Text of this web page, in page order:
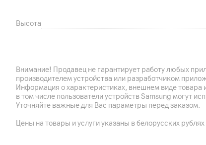
Высота
Габариты (подробнее)
Вес
Другие характеристики
Внимание! Продавец не гарантирует работу любых
производителем устройства или разработчиком
Информация о характеристиках, внешнем виде товара
в том числе пользователи устройств Samsung могут
Уточняйте важные для Вас параметры перед заказом.
Цены на товары и услуги указаны в белорусских